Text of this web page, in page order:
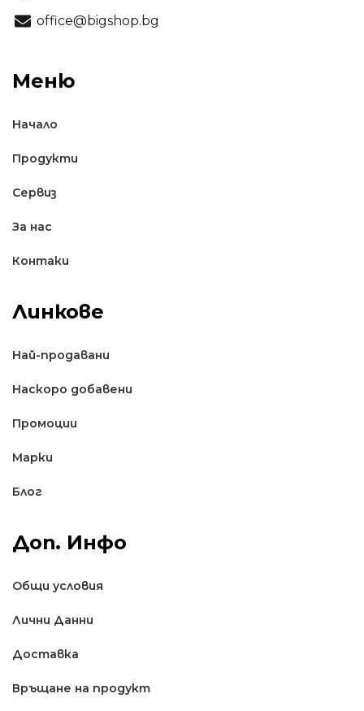
office@bigshop.bg
Меню
Начало
Продукти
Сервиз
За нас
Контаки
Линкове
Най-продавани
Наскоро добавени
Промоции
Марки
Блог
Доп. Инфо
Общи условия
Лични Данни
Доставкa
Връщане на продукт